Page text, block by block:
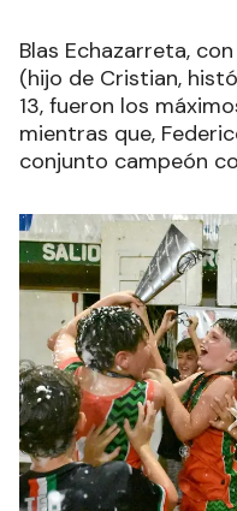
Blas Echazarreta,
(hijo de Cristian,
13, fueron los
mientras que,
conjunto campeón